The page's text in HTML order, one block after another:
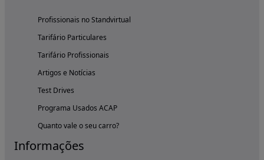
Profissionais no Standvirtual
Tarifário Particulares
Tarifário Profissionais
Artigos e Notícias
Test Drives
Programa Usados ACAP
Quanto vale o seu carro?
Informações